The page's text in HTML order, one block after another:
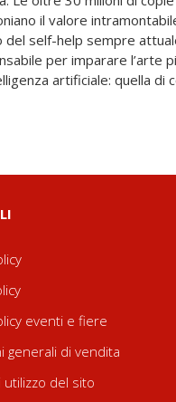
artificiale: quella di
eventi e fiere
generali di vendita
utilizzo del sito